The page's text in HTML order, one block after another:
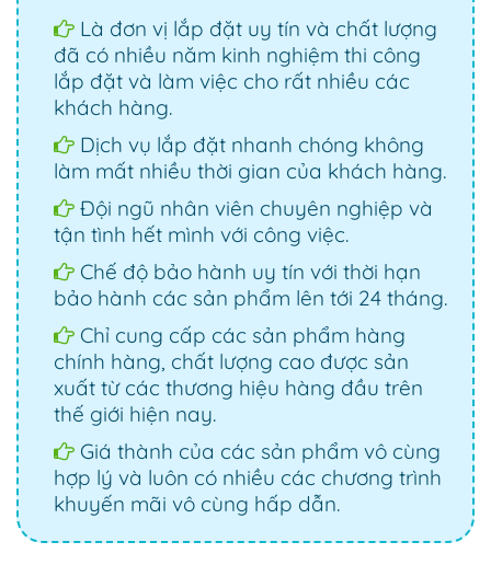
Là đơn vị lắp đặt uy tín và chất lượng
đã có nhiều năm kinh nghiệm thi công
lắp đặt và làm việc cho rất nhiều các
khách hàng.
Dịch vụ lắp đặt nhanh chóng không
làm mất nhiều thời gian của khách hàng.
Đội ngũ nhân viên chuyên nghiệp và
tận tình hết mình với công việc.
Chế độ bảo hành uy tín với thời hạn
bảo hành các sản phẩm lên tới 24 tháng.
Chỉ cung cấp các sản phẩm hàng
chính hàng, chất lượng cao được sản
xuất từ các thương hiệu hàng đầu trên
thế giới hiện nay.
Giá thành của các sản phẩm vô cùng
hợp lý và luôn có nhiều các chương trình
khuyến mãi vô cùng hấp dẫn.